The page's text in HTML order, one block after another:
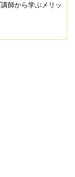
師から学ぶメリッ